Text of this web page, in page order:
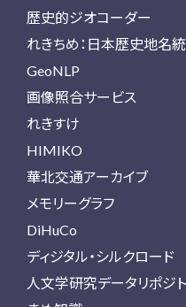
歴史的ジオコーダー
れきちめ：日本歴史地名
GeoNLP
画像照合サービス
れきすけ
HIMIKO
華北交通アーカイブ
メモリーグラフ
DiHuCo
ディジタル・シルクロード
人文学研究データリポジ